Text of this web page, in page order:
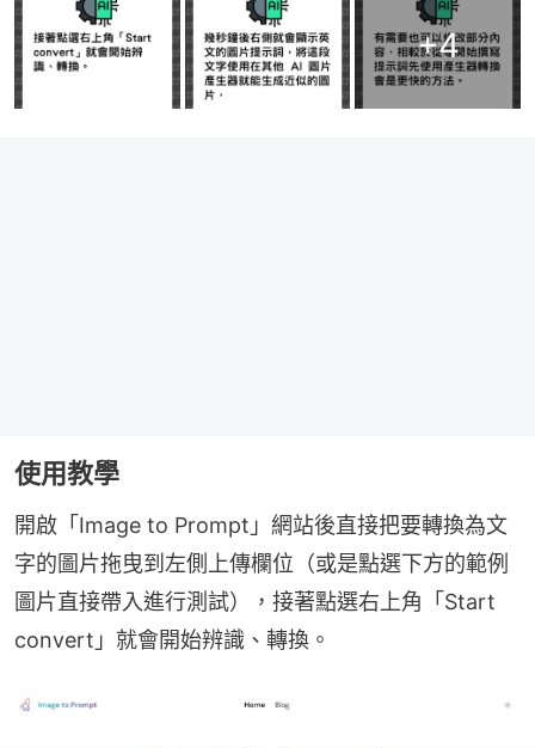
+4
使用教學
開啟「Image to Prompt」網站後直接把要轉換為文
字的圖片拖曳到左側上傳欄位（或是點選下方的範例
圖片直接帶入進行測試），接著點選右上角「Start
convert」就會開始辨識、轉換。